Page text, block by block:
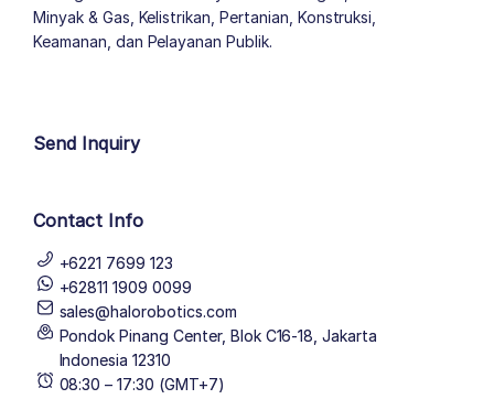
Minyak & Gas, Kelistrikan, Pertanian, Konstruksi,
Keamanan, dan Pelayanan Publik.
Send Inquiry
Contact Info
+6221 7699 123
+62811 1909 0099
sales@halorobotics.com
Pondok Pinang Center, Blok C16-18, Jakarta
Indonesia 12310
08:30 – 17:30 (GMT+7)